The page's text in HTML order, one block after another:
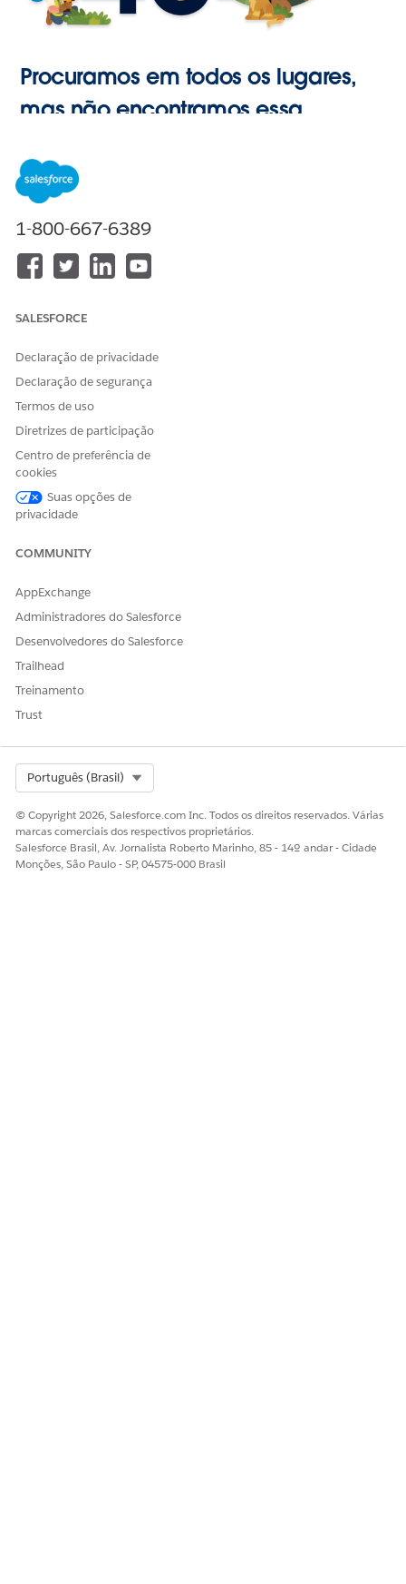
Procuramos em todos os lugares,
mas não encontramos essa
1-800-667-6389
SALESFORCE
Declaração de privacidade
Declaração de segurança
Termos de uso
Diretrizes de participação
Centro de preferência de
cookies
Suas opções de
privacidade
COMMUNITY
AppExchange
Administradores do Salesforce
Desenvolvedores do Salesforce
Trailhead
Treinamento
Trust
Português (Brasil)
© Copyright 2026, Salesforce.com Inc. Todos os direitos reservados. Várias
marcas comerciais dos respectivos proprietários.
Salesforce Brasil, Av. Jornalista Roberto Marinho, 85 - 14º andar - Cidade
Monções, São Paulo - SP, 04575-000 Brasil